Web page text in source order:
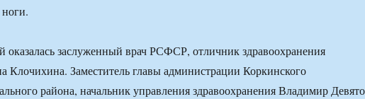
оказалась заслуженный врач РСФСР, отличник здравоохранения
Клочихина. Заместитель главы администрации Коркинского
района, начальник управления здравоохранения Владимир